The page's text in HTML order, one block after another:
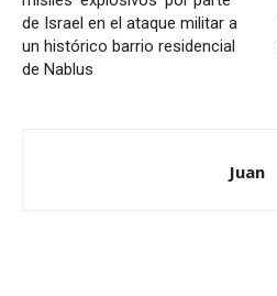
de Israel en el ataque militar a
un histórico barrio residencial
de Nablus
Juan